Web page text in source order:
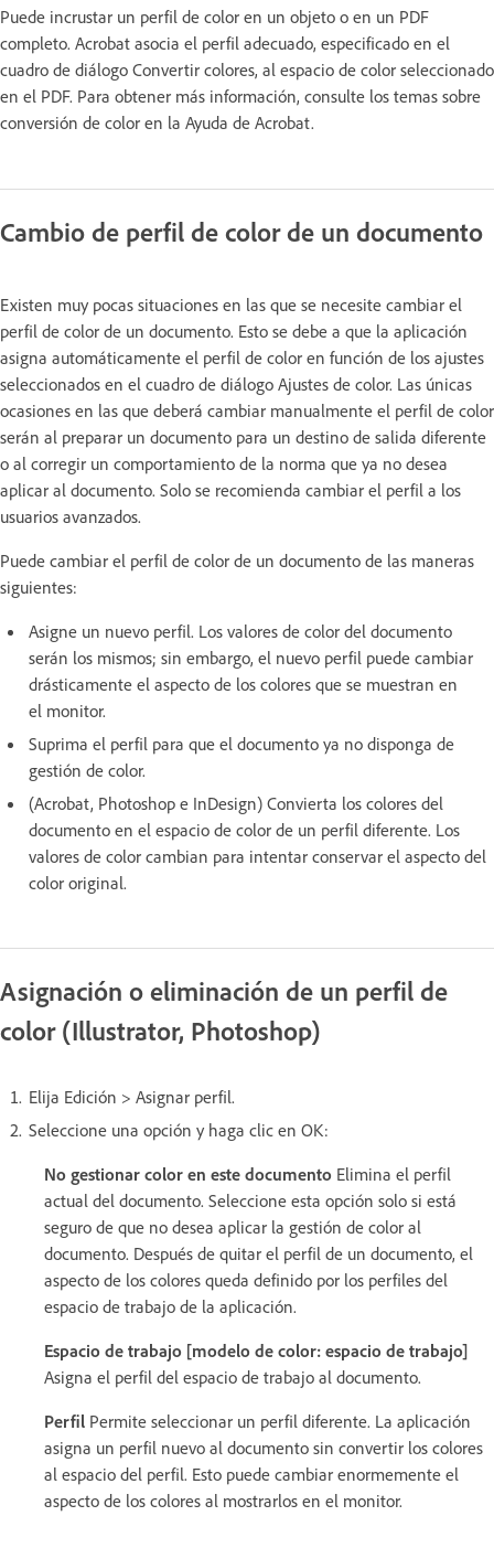
Puede incrustar un perfil de color en un objeto o en un PDF
completo. Acrobat asocia el perfil adecuado, especificado en el
cuadro de diálogo Convertir colores, al espacio de color seleccionado
en el PDF. Para obtener más información, consulte los temas sobre
conversión de color en la Ayuda de Acrobat.
Cambio de perfil de color de un documento
Existen muy pocas situaciones en las que se necesite cambiar el
perfil de color de un documento. Esto se debe a que la aplicación
asigna automáticamente el perfil de color en función de los ajustes
seleccionados en el cuadro de diálogo Ajustes de color. Las únicas
ocasiones en las que deberá cambiar manualmente el perfil de color
serán al preparar un documento para un destino de salida diferente
o al corregir un comportamiento de la norma que ya no desea
aplicar al documento. Solo se recomienda cambiar el perfil a los
usuarios avanzados.
Puede cambiar el perfil de color de un documento de las maneras
siguientes:
Asigne un nuevo perfil. Los valores de color del documento
serán los mismos; sin embargo, el nuevo perfil puede cambiar
drásticamente el aspecto de los colores que se muestran en
el monitor.
Suprima el perfil para que el documento ya no disponga de
gestión de color.
(Acrobat, Photoshop e InDesign) Convierta los colores del
documento en el espacio de color de un perfil diferente. Los
valores de color cambian para intentar conservar el aspecto del
color original.
Asignación o eliminación de un perfil de
color (Illustrator, Photoshop)
Elija Edición > Asignar perfil.
Seleccione una opción y haga clic en OK:
No gestionar color en este documento Elimina el perfil
actual del documento. Seleccione esta opción solo si está
seguro de que no desea aplicar la gestión de color al
documento. Después de quitar el perfil de un documento, el
aspecto de los colores queda definido por los perfiles del
espacio de trabajo de la aplicación.
Espacio de trabajo [modelo de color: espacio de trabajo]
Asigna el perfil del espacio de trabajo al documento.
Perfil Permite seleccionar un perfil diferente. La aplicación
asigna un perfil nuevo al documento sin convertir los colores
al espacio del perfil. Esto puede cambiar enormemente el
aspecto de los colores al mostrarlos en el monitor.